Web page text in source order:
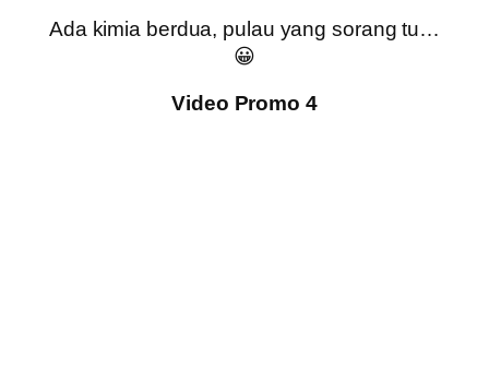
Ada kimia berdua, pulau yang sorang tu…
😀
Video Promo 4